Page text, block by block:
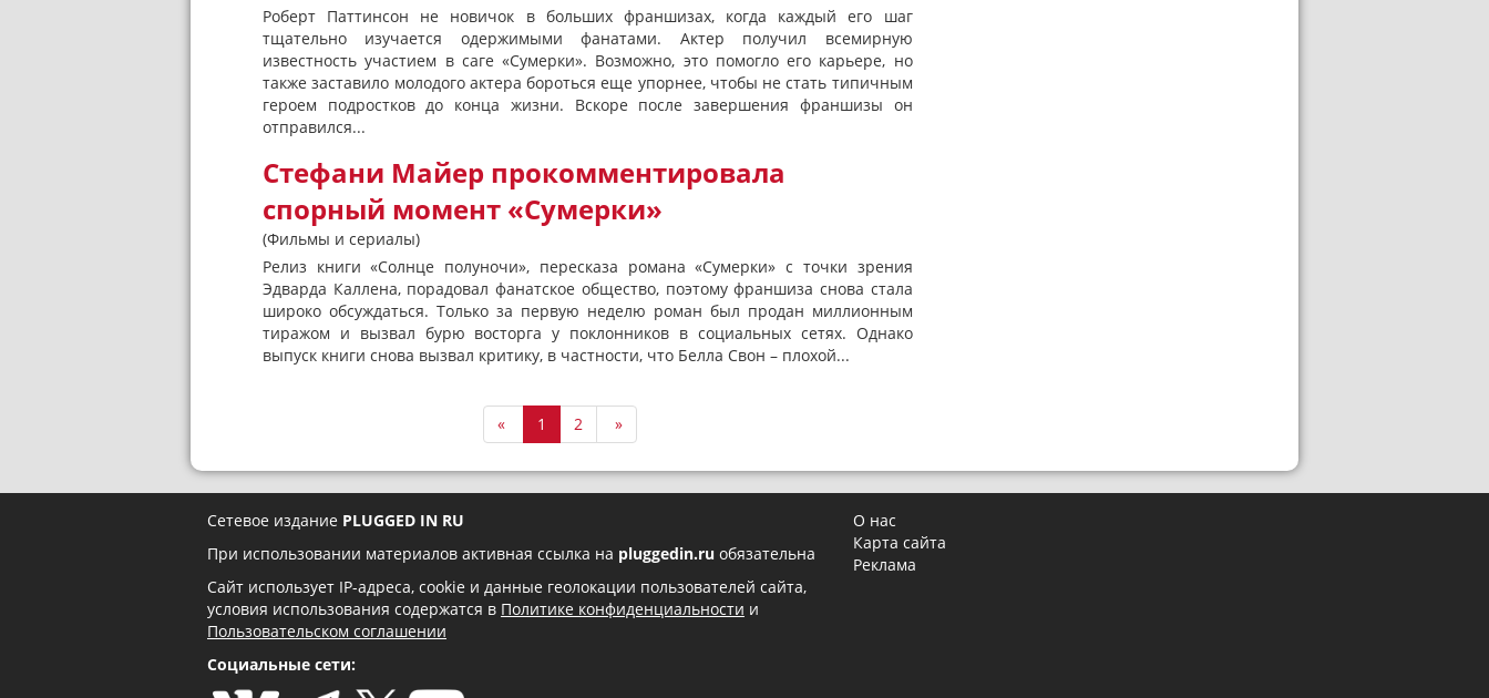
Роберт Паттинсон не новичок в больших франшизах, когда каждый его шаг
тщательно изучается одержимыми фанатами. Актер получил всемирную
известность участием в саге «Сумерки». Возможно, это помогло его карьере, но
также заставило молодого актера бороться еще упорнее, чтобы не стать типичным
героем подростков до конца жизни. Вскоре после завершения франшизы он
отправился...
Стефани Майер прокомментировала
спорный момент «Сумерки»
(Фильмы и сериалы)
Релиз книги «Солнце полуночи», пересказа романа «Сумерки» с точки зрения
Эдварда Каллена, порадовал фанатское общество, поэтому франшиза снова стала
широко обсуждаться. Только за первую неделю роман был продан миллионным
тиражом и вызвал бурю восторга у поклонников в социальных сетях. Однако
выпуск книги снова вызвал критику, в частности, что Белла Свон – плохой...
« 1 2 »
Сетевое издание PLUGGED IN RU
При использовании материалов активная ссылка на pluggedin.ru обязательна
Сайт использует IP-адреса, cookie и данные геолокации пользователей сайта,
условия использования содержатся в Политике конфиденциальности и
Пользовательском соглашении
Социальные сети:
О нас
Карта сайта
Реклама